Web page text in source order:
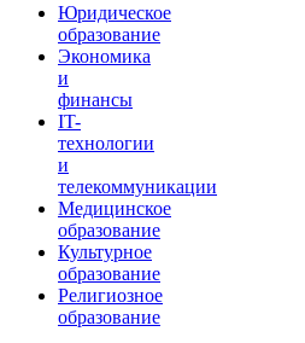
Юридическое
образование
Экономика
и
финансы
IT-
технологии
и
телекоммуникации
Медицинское
образование
Культурное
образование
Религиозное
образование